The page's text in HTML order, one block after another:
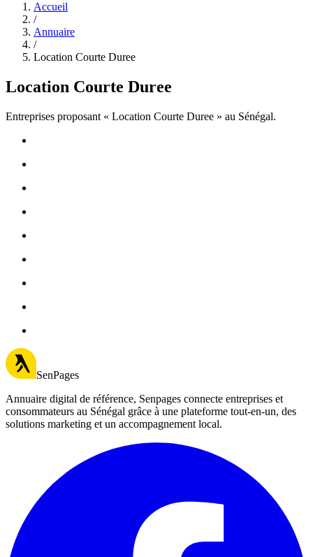
Accueil
/
Annuaire
/
Location Courte Duree
Location Courte Duree
Entreprises proposant « Location Courte Duree » au Sénégal.
SenPages
Annuaire digital de référence, Senpages connecte entreprises et
consommateurs au Sénégal grâce à une plateforme tout-en-un, des
solutions marketing et un accompagnement local.